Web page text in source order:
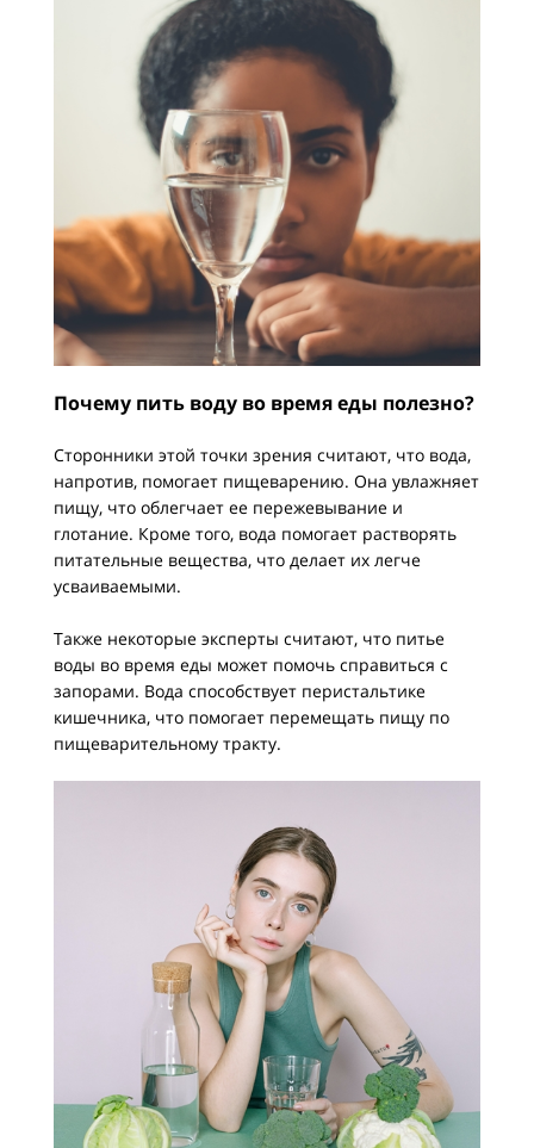
Почему пить воду во время еды полезно?
Сторонники этой точки зрения считают, что вода,
напротив, помогает пищеварению. Она увлажняет
пищу, что облегчает ее пережевывание и
глотание. Кроме того, вода помогает растворять
питательные вещества, что делает их легче
усваиваемыми.
Также некоторые эксперты считают, что питье
воды во время еды может помочь справиться с
запорами. Вода способствует перистальтике
кишечника, что помогает перемещать пищу по
пищеварительному тракту.